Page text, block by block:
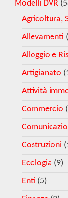
Modelli DVR
Agricoltura,
Allevamenti
Alloggio e
Artigianato
Attività
Commercio
Costruzioni
Ecologia (9)
Enti (5)